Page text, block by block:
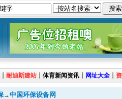
┊ 耐迪斯建站 ┊ 体育新闻资讯 ┊ 网址大全 ┊
→中国环保设备网